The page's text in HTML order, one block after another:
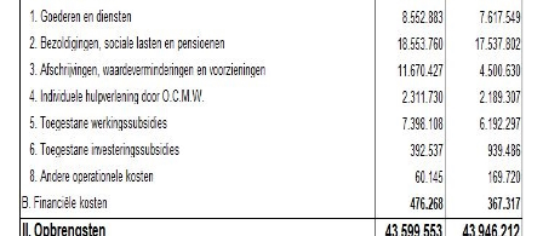
opbrengsten
kosten